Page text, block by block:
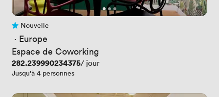
Pas encore d'avis
Nouvelle
· Europe
Espace de Coworking
Prix
282.239990234375/ jour
Jusqu'à 4 personnes